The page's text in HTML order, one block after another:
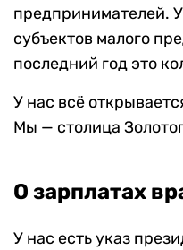
предпринимателей.
субъектов малого
последний год это
У нас всё
Мы — столица
О зарплатах
У нас есть указ